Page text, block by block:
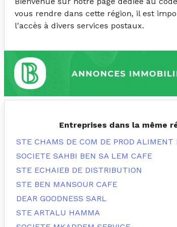
vous rendre dans cette région, il est
l'accès à divers services postaux.
Entreprises dans la même
STE CHAMS DE COM DE PROD ALIMENT
SOCIETE SAHBI BEN SA LEM CAFE
STE ECHAIEB DE DISTRIBUTION
STE BEN MANSOUR CAFE
DEAR GOODNESS SARL
STE ARTALU HAMMA